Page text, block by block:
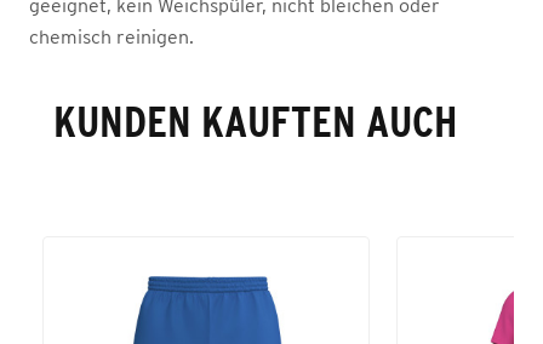
geeignet, kein Weichspüler, nicht bleichen oder
chemisch reinigen.
KUNDEN KAUFTEN AUCH